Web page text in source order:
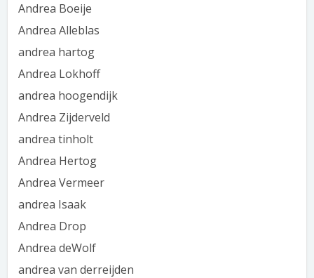
Andrea Boeije
Andrea Alleblas
andrea hartog
Andrea Lokhoff
andrea hoogendijk
Andrea Zijderveld
andrea tinholt
Andrea Hertog
Andrea Vermeer
andrea Isaak
Andrea Drop
Andrea deWolf
andrea van derreijden